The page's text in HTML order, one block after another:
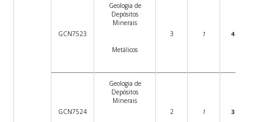
GCN7523
Geologia de
Depósitos
Minerais
Metálicos
3 1 4
GCN7524
Geologia de
Depósitos
Minerais
2 1 3